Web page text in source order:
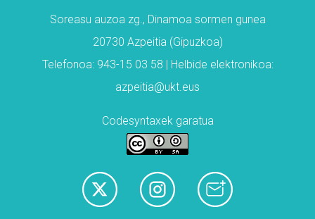
Soreasu auzoa zg., Dinamoa sormen gunea
20730 Azpeitia (Gipuzkoa)
Telefonoa: 943-15 03 58 | Helbide elektronikoa:
azpeitia@ukt.eus
Codesyntaxek garatua